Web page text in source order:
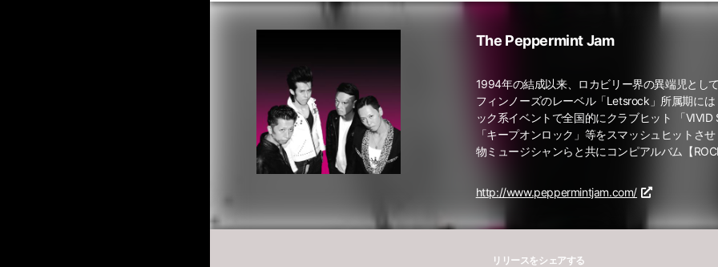
The Peppermint Jam
1994年の結成以来、ロカビリー界の異端児とし
フィンノーズのレーベル「Letsrock」所属期に
ック系イベントで全国的にクラブヒット 「
「キープオンロック」等をスマッシュヒットさ
物ミュージシャンらと共にコンピアルバム【
http://www.peppermintjam.com/
リリースをシェアする